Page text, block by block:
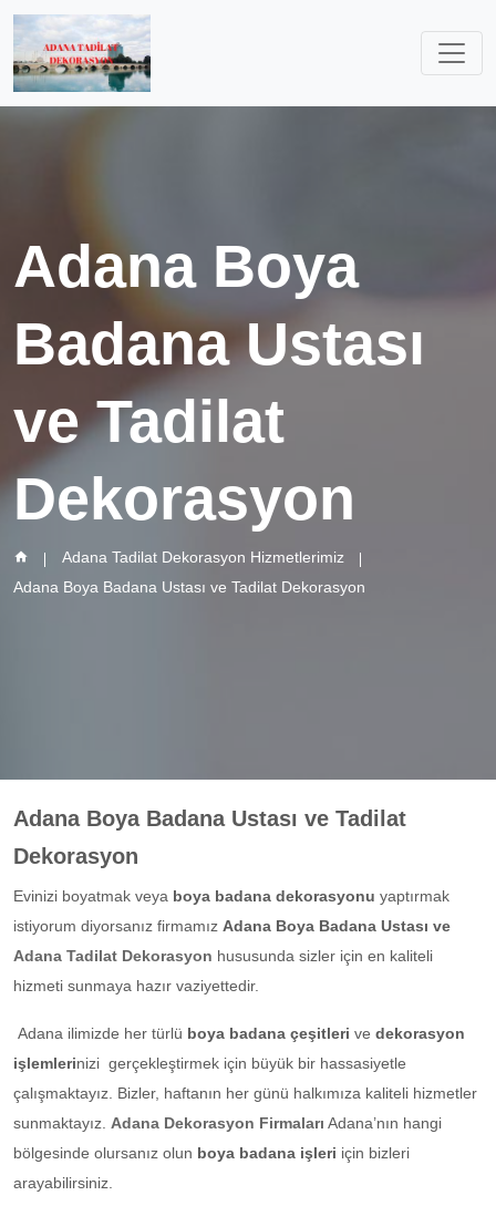
Adana Boya
Badana Ustası
ve Tadilat
Dekorasyon
Adana Tadilat Dekorasyon Hizmetlerimiz
Adana Boya Badana Ustası ve Tadilat Dekorasyon
Adana Boya Badana Ustası ve Tadilat
Dekorasyon
Evinizi boyatmak veya boya badana dekorasyonu yaptırmak
istiyorum diyorsanız firmamız Adana Boya Badana Ustası ve
Adana Tadilat Dekorasyon hususunda sizler için en kaliteli
hizmeti sunmaya hazır vaziyettedir.
Adana ilimizde her türlü boya badana çeşitleri ve dekorasyon
işlemlerinizi gerçekleştirmek için büyük bir hassasiyetle
çalışmaktayız. Bizler, haftanın her günü halkımıza kaliteli hizmetler
sunmaktayız. Adana Dekorasyon Firmaları Adana’nın hangi
bölgesinde olursanız olun boya badana işleri için bizleri
arayabilirsiniz.